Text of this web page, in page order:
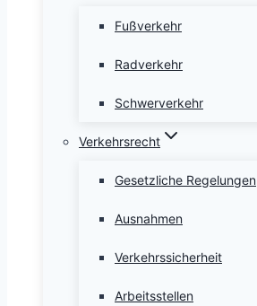
Fußverkehr
Radverkehr
Schwerverkehr
Verkehrsrecht
Gesetzliche Regelungen
Ausnahmen
Verkehrssicherheit
Arbeitsstellen